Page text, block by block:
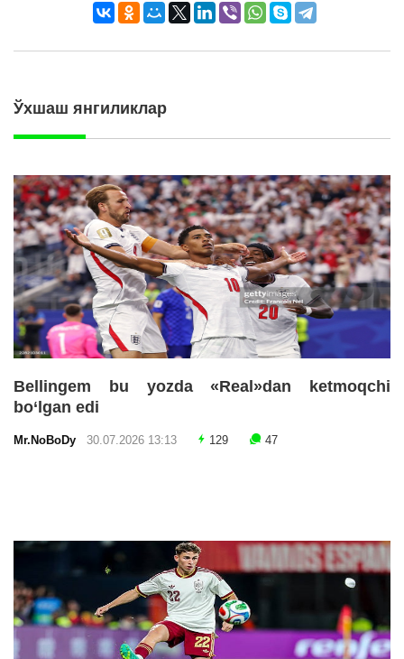
Ўхшаш янгиликлар
Bellingem bu yozda «Real»dan ketmoqchi
bo‘lgan edi
Mr.NoBoDy 30.07.2026 13:13 129 47